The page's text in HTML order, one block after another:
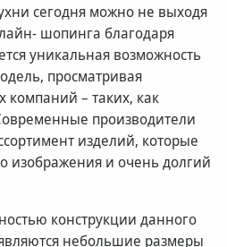
сегодня можно не выходя
шопинга благодаря
уникальная возможность
просматривая
компаний – таких, как
производители
изделий, которые
изображения и очень долгий
конструкции данного
небольшие размеры